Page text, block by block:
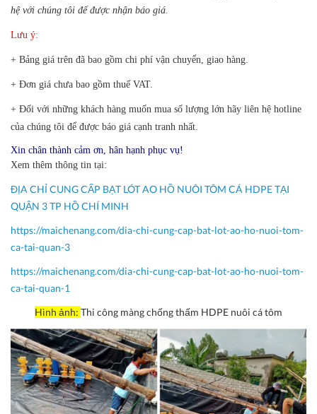
hệ với chúng tôi để được nhận báo giá.
Lưu ý:
+ Bảng giá trên đã bao gồm chi phí vận chuyển, giao hàng.
+ Đơn giá chưa bao gồm thuế VAT.
+ Đối với những khách hàng muốn mua số lượng lớn hãy liên hệ hotline
của chúng tôi để được báo giá cạnh tranh nhất.
Xin chân thành cảm ơn, hân hạnh phục vụ!
Xem thêm thông tin tại:
ĐỊA CHỈ CUNG CẤP BẠT LÓT AO HỒ NUÔI TÔM CÁ HDPE TẠI
QUẬN 3 TP HỒ CHÍ MINH
https://maichenang.com/dia-chi-cung-cap-bat-lot-ao-ho-nuoi-tom-
ca-tai-quan-3
https://maichenang.com/dia-chi-cung-cap-bat-lot-ao-ho-nuoi-tom-
ca-tai-quan-1
Hình ảnh: Thi công màng chống thấm HDPE nuôi cá tôm